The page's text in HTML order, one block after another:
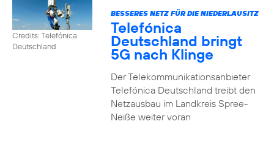
Credits: Telefónica
Deutschland
BESSERES NETZ FÜR DIE NIEDERLAUSITZ
Telefónica
Deutschland bringt
5G nach Klinge
Der Telekommunikationsanbieter
Telefónica Deutschland treibt den
Netzausbau im Landkreis Spree-
Neiße weiter voran